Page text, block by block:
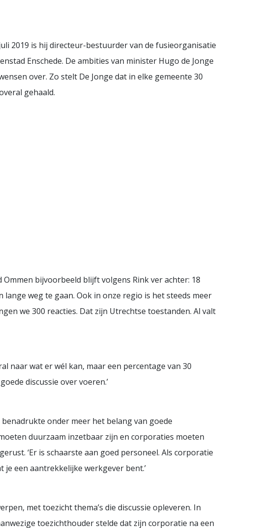
2019 is hij directeur-bestuurder van de fusieorganisatie
Enschede. De ambities van minister Hugo de Jonge
over. Zo stelt De Jonge dat in elke gemeente 30
gehaald.
bijvoorbeeld blijft volgens Rink ver achter: 18
weg te gaan. Ook in onze regio is het steeds meer
we 300 reacties. Dat zijn Utrechtse toestanden. Al valt
naar wat er wél kan, maar een percentage van 30
discussie over voeren.’
onder meer het belang van goede
duurzaam inzetbaar zijn en corporaties moeten
‘Er is schaarste aan goed personeel. Als corporatie
een aantrekkelijke werkgever bent.’
met toezicht thema’s die discussie opleveren. In
toezichthouder stelde dat zijn corporatie na een